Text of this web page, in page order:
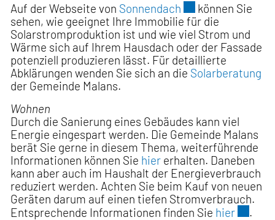
Auf der Webseite von Sonnendach Externer Link
können Sie
sehen, wie geeignet Ihre Immobilie für die
Solarstromproduktion ist und wie viel Strom und
Wärme sich auf Ihrem Hausdach oder der Fassade
potenziell produzieren lässt. Für detaillierte
Abklärungen wenden Sie sich an die Solarberatung
der Gemeinde Malans.
Wohnen
Durch die Sanierung eines Gebäudes kann viel
Energie eingespart werden. Die Gemeinde Malans
berät Sie gerne in diesem Thema, weiterführende
Informationen können Sie hier erhalten. Daneben
kann aber auch im Haushalt der Energieverbrauch
reduziert werden. Achten Sie beim Kauf von neuen
Geräten darum auf einen tiefen Stromverbrauch.
Entsprechende Informationen finden Sie hier
.